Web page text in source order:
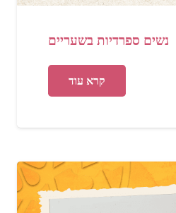
נשים ספרדיות בשעריים
קרא עוד